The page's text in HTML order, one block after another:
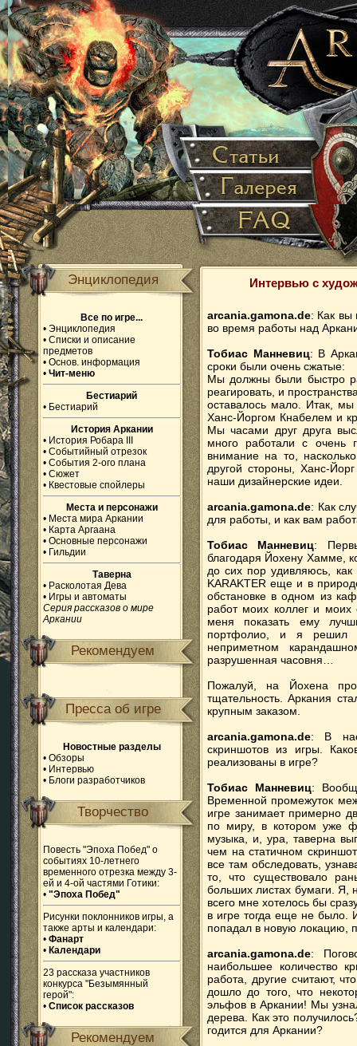
Энциклопедия
Все по игре...
• Энциклопедия
• Списки и описание
предметов
• Основ. информация
• Чит-меню
Бестиарий
• Бестиарий
История Аркании
• История Робара III
• Событийный отрезок
• События 2-ого плана
• Сюжет
• Квестовые спойлеры
Места и персонажи
• Места мира Аркании
• Карта Аргаана
• Основные персонажи
• Гильдии
Таверна
• Расколотая Дева
• Игры и автоматы
Серия рассказов о мире
Аркании
Рекомендуем
Пресса об игре
Новостные разделы
• Обзоры
• Интервью
• Блоги разработчиков
Творчество
Повесть "Эпоха Побед" о
событиях 10-летнего
временного отрезка между 3-
ей и 4-ой частями Готики:
• "Эпоха Побед"
Рисунки поклонников игры, а
также арты и календари:
• Фанарт
• Календари
23 рассказа участников
конкурса "Безымянный
герой":
• Список рассказов
Рекомендуем
Интервью с
arcania.gamona.de: Как вы
во время работы над
Тобиас Манневиц: В
сроки были очень сжатые:
Мы должны были быстро
реагировать, и
оставалось мало. Итак, мы
Ханс-Йоргом Кнабелем и
Мы часами друг друга
много работали с очень
внимание на то,
другой стороны, Ханс-
наши дизайнерские идеи.
arcania.gamona.de: Как
для работы, и как вам
Тобиас Манневиц:
благодаря Йохену Хамме,
до сих пор удивляюсь,
KARAKTER еще и в
обстановке в одном из
работ моих коллег и моих
меня показать ему
портфолио, и я решил
неприметном
разрушенная часовня…
Пожалуй, на Йохена
тщательность. Аркания
крупным заказом.
arcania.gamona.de: В
скриншотов из игры.
реализованы в игре?
Тобиас Манневиц:
Временной промежуток
игре занимает примерно
по миру, в котором уже
музыка, и, ура, таверна
чем на статичном
все там обследовать,
то, что существовало
больших листах бумаги. Я,
всего мне хотелось бы
в игре тогда еще не было.
попадал в новую локацию,
arcania.gamona.de:
наибольшее количество
работа, другие считают,
дошло до того, что
эльфов в Аркании! Мы
дерева. Как это
годится для Аркании?